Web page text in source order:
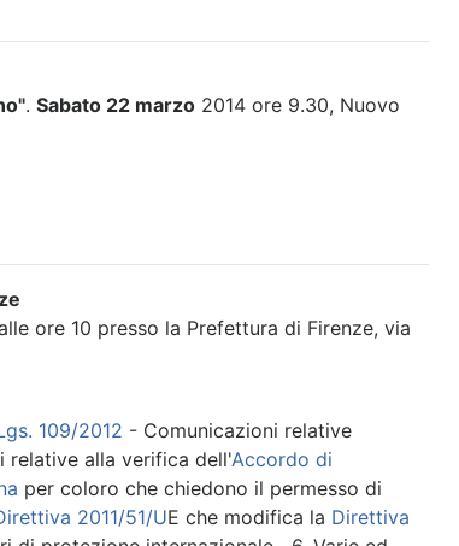
. Sabato 22 marzo 2014 ore 9.30, Nuovo
ore 10 presso la Prefettura di Firenze, via
109/2012 - Comunicazioni relative
relative alla verifica dell'Accordo di
per coloro che chiedono il permesso di
2011/51/UE che modifica la Direttiva